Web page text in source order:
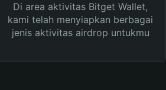
Di area aktivitas Bitget Wallet,
kami telah menyiapkan berbagai
jenis aktivitas airdrop untukmu